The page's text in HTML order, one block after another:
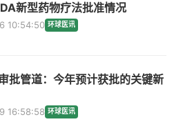
新型药物疗法批准情况
10:54:50 环球医讯
批管道：今年预计获批的关键新
16:58:58 环球医讯